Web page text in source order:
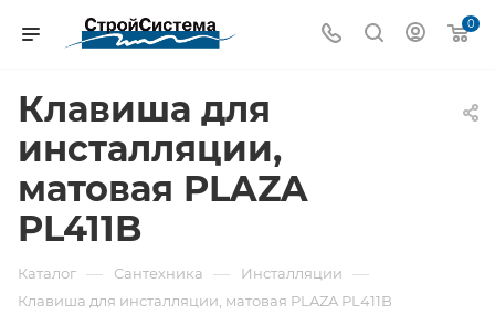
0
Клавиша для
инсталляции,
матовая PLAZA
PL411B
Каталог — Сантехника — Инсталляции —
Клавиша для инсталляции, матовая PLAZA PL411B